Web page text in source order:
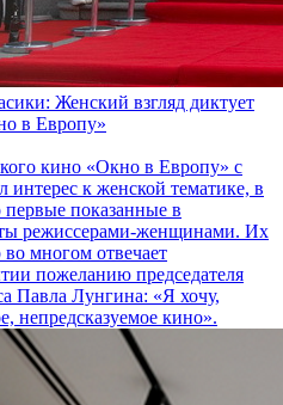
Женский взгляд диктует
в Европу»
кино «Окно в Европу» с
интерес к женской тематике, в
первые показанные в
режиссерами-женщинами. Их
многом отвечает
пожеланию председателя
Павла Лунгина: «Я хочу,
непредсказуемое кино».